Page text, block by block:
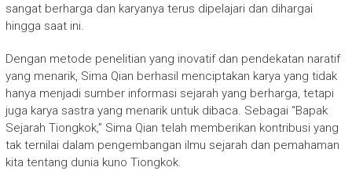
sangat berharga dan karyanya terus dipelajari dan dihargai
hingga saat ini.
Dengan metode penelitian yang inovatif dan pendekatan naratif
yang menarik, Sima Qian berhasil menciptakan karya yang tidak
hanya menjadi sumber informasi sejarah yang berharga, tetapi
juga karya sastra yang menarik untuk dibaca. Sebagai “Bapak
Sejarah Tiongkok,” Sima Qian telah memberikan kontribusi yang
tak ternilai dalam pengembangan ilmu sejarah dan pemahaman
kita tentang dunia kuno Tiongkok.